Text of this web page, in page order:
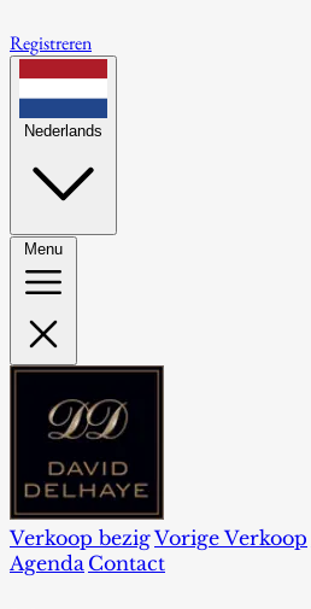
Registreren
Nederlands
Menu
Verkoop bezigVorige Verkoop
Agenda Contact